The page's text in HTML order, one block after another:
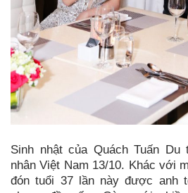
Sinh nhật của Quách Tuấn Du
nhân Việt Nam 13/10. Khác với
đón tuổi 37 lần này được anh